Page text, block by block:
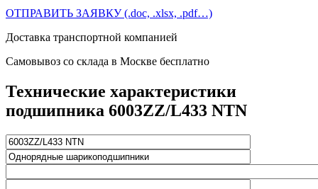
ОТПРАВИТЬ ЗАЯВКУ (.doc, .xlsx, .pdf…)
Доставка транспортной компанией
Самовывоз со склада в Москве бесплатно
Технические характеристики
подшипника 6003ZZ/L433 NTN